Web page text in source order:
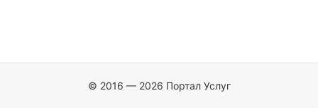
© 2016 — 2026 Портал Услуг